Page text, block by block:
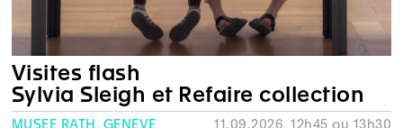
Visites flash
Sylvia Sleigh et Refaire collection
MUSÉE RATH, GENÈVE 11.09.2026, 12h45 ou 13h30